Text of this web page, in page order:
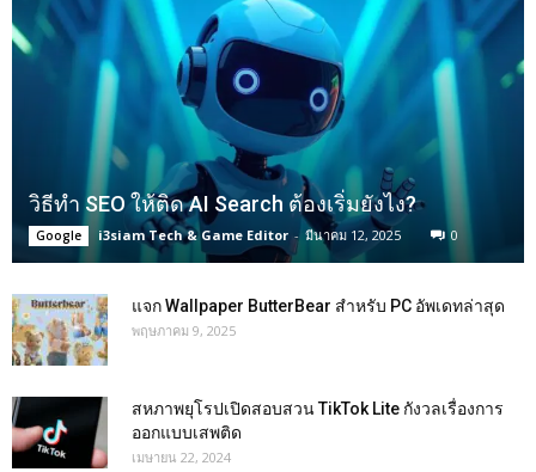
วิธีทำ SEO ให้ติด AI Search ต้องเริ่มยังไง?
Google i3siam Tech & Game Editor - มีนาคม 12, 2025 0
แจก Wallpaper ButterBear สำหรับ PC อัพเดทล่าสุด
พฤษภาคม 9, 2025
สหภาพยุโรปเปิดสอบสวน TikTok Lite กังวลเรื่องการ
ออกแบบเสพติด
เมษายน 22, 2024